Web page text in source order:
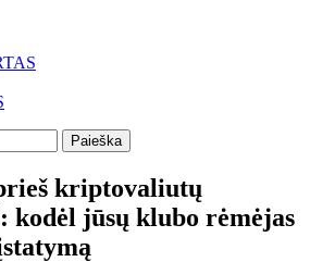
kriptovaliutų
kodėl jūsų klubo rėmėjas